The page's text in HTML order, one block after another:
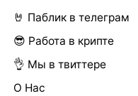
🤘 Паблик в телеграм
😎 Работа в крипте
👌 Мы в твиттере
О Нас